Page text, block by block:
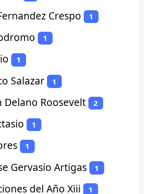
Crespo 1
1
1
Salazar 1
Delano Roosevelt 2
1
1
Gervasio Artigas 1
del Año Xiii 1